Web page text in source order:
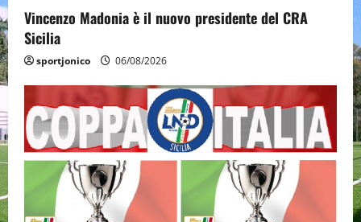
Vincenzo Madonia è il nuovo presidente del CRA
Sicilia
sportjonico 06/08/2026